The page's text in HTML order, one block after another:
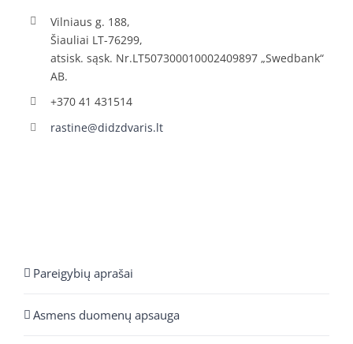
Vilniaus g. 188,
Šiauliai LT-76299,
atsisk. sąsk. Nr.LT507300010002409897 „Swedbank“
AB.
+370 41 431514
rastine@didzdvaris.lt
Pareigybių aprašai
Asmens duomenų apsauga